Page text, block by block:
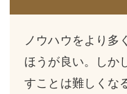
相続・遺言
離婚（夫婦間トラブ
企業法務
離婚（夫婦間トラブ
企業法務
労働問題（解雇，残
ノウハウをより多
ほうが良い。しか
すことは難しくな